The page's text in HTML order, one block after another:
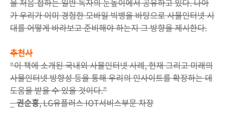
을 처음 접하는 일반 독자의 눈높이에서 공유하고 있다. 나아
가 우리가 이미 경험한 모바일 빅뱅을 바탕으로 사물인터넷 시
대를 어떻게 바라보고 준비해야 하는지 그 방향을 제시한다.
추천사
“이 책에 소개된 국내외 사물인터넷 사례, 현재 그리고 미래의
사물인터넷 방향성 등을 통해 우리의 인사이트를 확장하는 데
도움을 받을 수 있을 것이다.”
_권순홍, LG유플러스 IOT서비스부문 차장